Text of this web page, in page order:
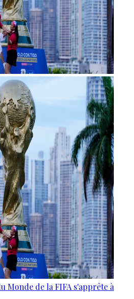
Monde de la FIFA s'apprête à